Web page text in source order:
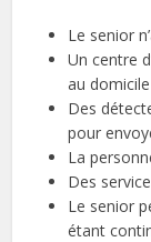
Le senior
Un centre
au
Des
pour
La
Des
Le senior
étant